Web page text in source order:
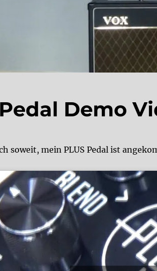
Demo
soweit, mein PLUS Pedal ist